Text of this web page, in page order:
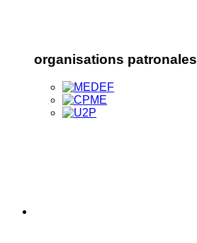
organisations patronales